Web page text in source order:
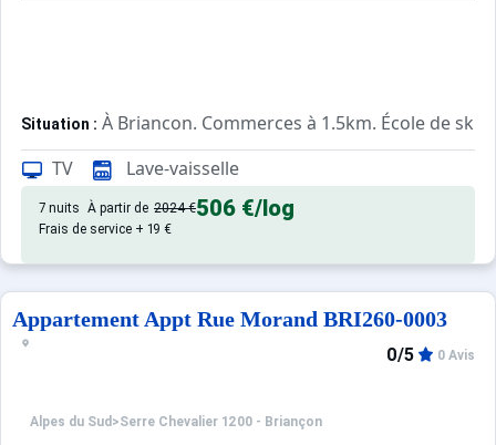
Situation : À Briancon. Commerces à 1.5km. École de ski
Appartement de particulier :Confortable et tout équipé.
TV Lave-vaisselle
7 nuits À partir de 2024 €506 €/log
Frais de service + 19 €
Appartement Appt Rue Morand BRI260-0003
Alpes du Sud >Serre Chevalier 1200 - Briançon
0/5 0 Avis